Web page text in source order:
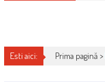
Esti aici: Prima pagină >